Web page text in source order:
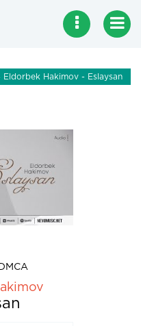
Eldorbek Hakimov - Eslaysan